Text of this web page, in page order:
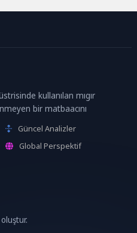
kullanılan mıgır
bir matbaacını
Güncel Analizler
Global Perspektif